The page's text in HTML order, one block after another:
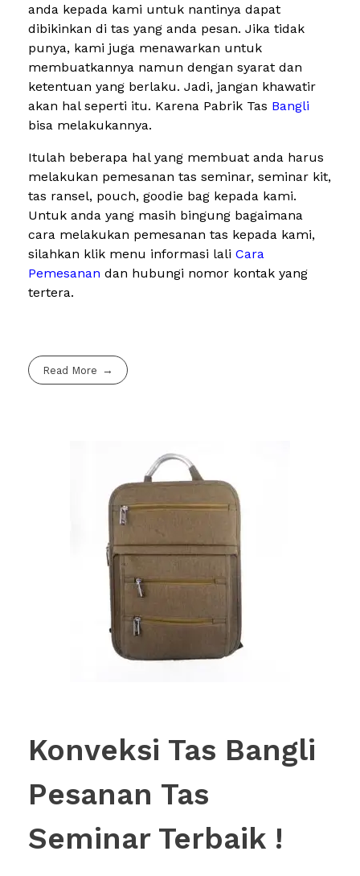
anda kepada kami untuk nantinya dapat
dibikinkan di tas yang anda pesan. Jika tidak
punya, kami juga menawarkan untuk
membuatkannya namun dengan syarat dan
ketentuan yang berlaku. Jadi, jangan khawatir
akan hal seperti itu. Karena Pabrik Tas Bangli
bisa melakukannya.
Itulah beberapa hal yang membuat anda harus
melakukan pemesanan tas seminar, seminar kit,
tas ransel, pouch, goodie bag kepada kami.
Untuk anda yang masih bingung bagaimana
cara melakukan pemesanan tas kepada kami,
silahkan klik menu informasi lali Cara
Pemesanan dan hubungi nomor kontak yang
tertera.
Read More
Konveksi Tas Bangli
Pesanan Tas
Seminar Terbaik !